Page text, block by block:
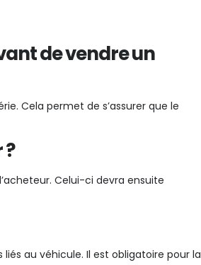
de vendre un
Cela permet de s’assurer que le
Celui-ci devra ensuite
au véhicule. Il est obligatoire pour la